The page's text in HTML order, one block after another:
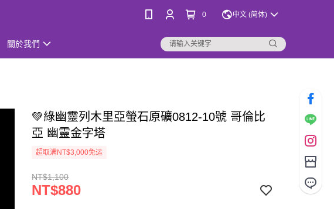
0 中文 (简体)
關於我們
💚綠幽靈列木里亞螢石原礦0812-10號 哥倫比
亞 幽靈金字塔
超取满NT$3,000免运
NT$1,100
NT$880